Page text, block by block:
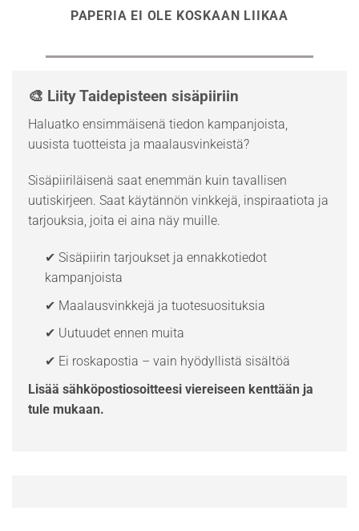
PAPERIA EI OLE KOSKAAN LIIKAA
🎨 Liity Taidepisteen sisäpiiriin
Haluatko ensimmäisenä tiedon kampanjoista,
uusista tuotteista ja maalausvinkeistä?
Sisäpiiriläisenä saat enemmän kuin tavallisen
uutiskirjeen. Saat käytännön vinkkejä, inspiraatiota ja
tarjouksia, joita ei aina näy muille.
✔ Sisäpiirin tarjoukset ja ennakkotiedot
kampanjoista
✔ Maalausvinkkejä ja tuotesuosituksia
✔ Uutuudet ennen muita
✔ Ei roskapostia – vain hyödyllistä sisältöä
Lisää sähköpostiosoitteesi viereiseen kenttään ja
tule mukaan.